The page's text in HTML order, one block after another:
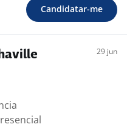
Candidatar-me
29 jun